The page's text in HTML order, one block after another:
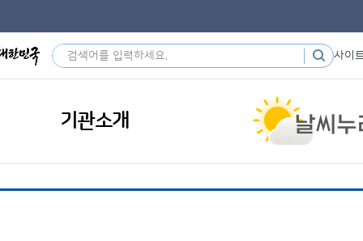
사이
기관소개